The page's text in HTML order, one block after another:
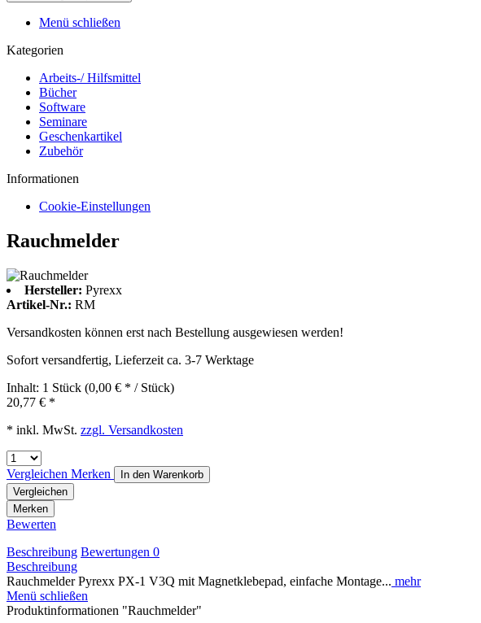
Menü schließen
Kategorien
Arbeits-/ Hilfsmittel
Bücher
Software
Seminare
Geschenkartikel
Zubehör
Informationen
Cookie-Einstellungen
Rauchmelder
Hersteller: Pyrexx
Artikel-Nr.: RM
Versandkosten können erst nach Bestellung ausgewiesen werden!
Sofort versandfertig, Lieferzeit ca. 3-7 Werktage
Inhalt: 1 Stück (0,00 € * / Stück)
20,77 € *
* inkl. MwSt. zzgl. Versandkosten
Vergleichen Merken In den Warenkorb
Vergleichen
Merken
Bewerten
Beschreibung Bewertungen 0
Beschreibung
Rauchmelder Pyrexx PX-1 V3Q mit Magnetklebepad, einfache Montage... mehr
Menü schließen
Produktinformationen "Rauchmelder"